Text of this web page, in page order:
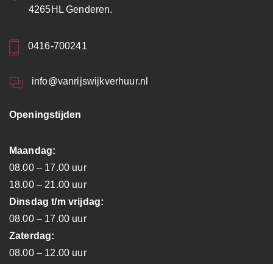
4265HL Genderen.
0416-700241
info@vanrijswijkverhuur.nl
Openingstijden
Maandag:
08.00 – 17.00 uur
18.00 – 21.00 uur
Dinsdag t/m vrijdag:
08.00 – 17.00 uur
Zaterdag:
08.00 – 12.00 uur